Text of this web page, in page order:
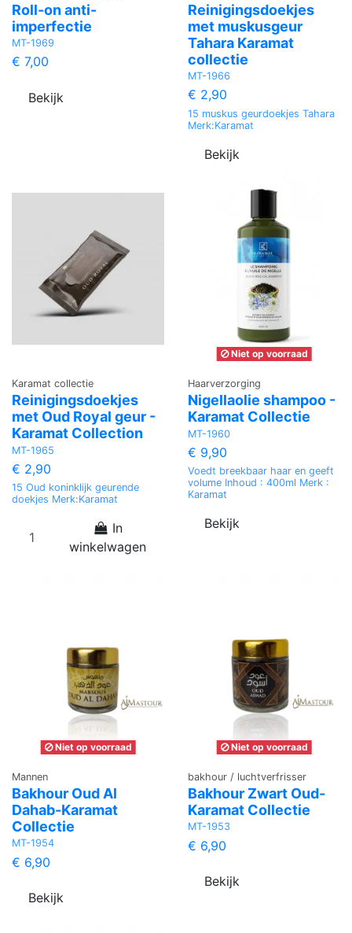
Roll-on anti-
imperfectie
MT-1969
€ 7,00
Bekijk
Reinigingsdoekjes
met muskusgeur
Tahara Karamat
collectie
MT-1966
€ 2,90
15 muskus geurdoekjes Tahara
Merk:Karamat
Bekijk
Karamat collectie
Reinigingsdoekjes
met Oud Royal geur -
Karamat Collection
MT-1965
€ 2,90
15 Oud koninklijk geurende
doekjes Merk:Karamat
In
winkelwagen
Niet op voorraad
Haarverzorging
Nigellaolie shampoo -
Karamat Collectie
MT-1960
€ 9,90
Voedt breekbaar haar en geeft
volume Inhoud : 400ml Merk :
Karamat
Bekijk
Niet op voorraad
Mannen
Bakhour Oud Al
Dahab-Karamat
Collectie
MT-1954
€ 6,90
Bekijk
Niet op voorraad
bakhour / luchtverfrisser
Bakhour Zwart Oud-
Karamat Collectie
MT-1953
€ 6,90
Bekijk